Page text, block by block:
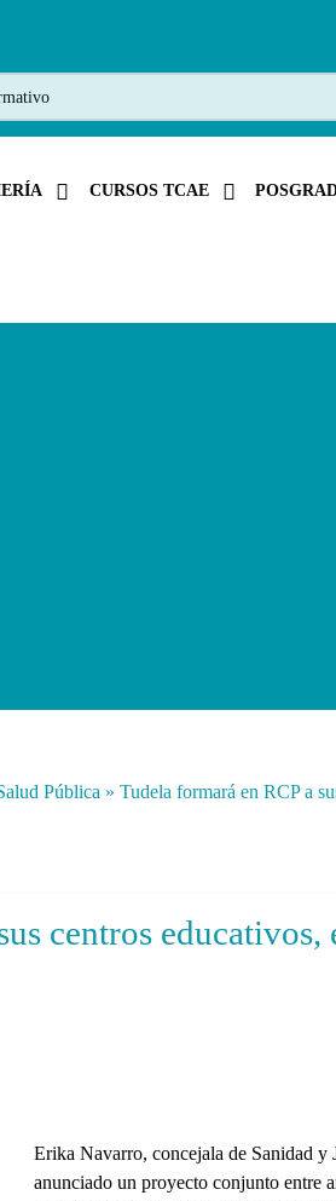
CURSOS TCAE
Pública » Tudela formará en RCP a
centros
Erika Navarro, concejala de Sanidad y
anunciado un proyecto conjunto entre